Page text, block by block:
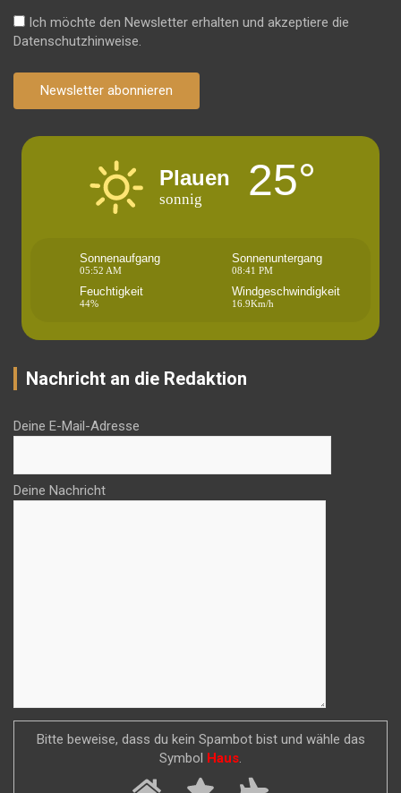
Ich möchte den Newsletter erhalten und akzeptiere die
Datenschutzhinweise.
Newsletter abonnieren
Plauen
sonnig 25°
Sonnenaufgang
05:52 AM
Sonnenuntergang
08:41 PM
Feuchtigkeit
44%
Windgeschwindigkeit
16.9Km/h
Nachricht an die Redaktion
Deine E-Mail-Adresse
Deine Nachricht
Bitte beweise, dass du kein Spambot bist und wähle das
Symbol Haus.